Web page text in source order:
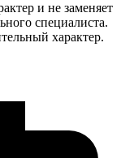
и не заменяет
специалиста.
характер.